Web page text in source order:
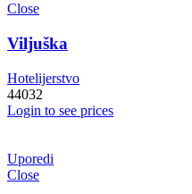
Close
Viljuška
Hotelijerstvo
44032
Login to see prices
Uporedi
Close